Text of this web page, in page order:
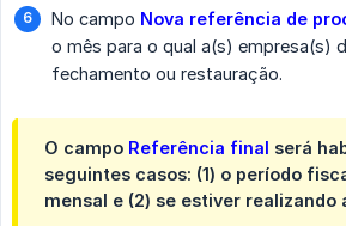
No campo Nova referência de
o mês para o qual a(s) empresa(s)
fechamento ou restauração.
O campo Referência final será
seguintes casos: (1) o período
mensal e (2) se estiver realizando